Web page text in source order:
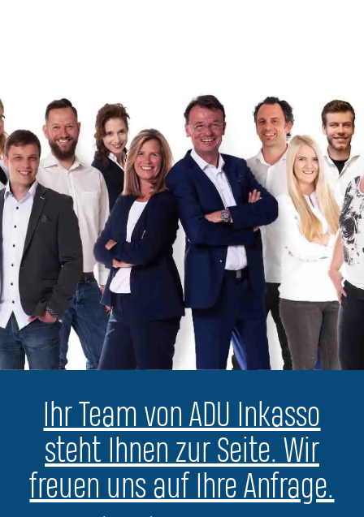
Ihr Team von ADU Inkasso
steht Ihnen zur Seite. Wir
freuen uns auf Ihre Anfrage.